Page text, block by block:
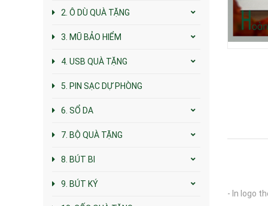
- In logo
2. Ô DÙ QUÀ TẶNG
3. MŨ BẢO HIỂM
4. USB QUÀ TẶNG
5. PIN SẠC DỰ PHÒNG
6. SỔ DA
7. BỘ QUÀ TẶNG
8. BÚT BI
9. BÚT KÝ